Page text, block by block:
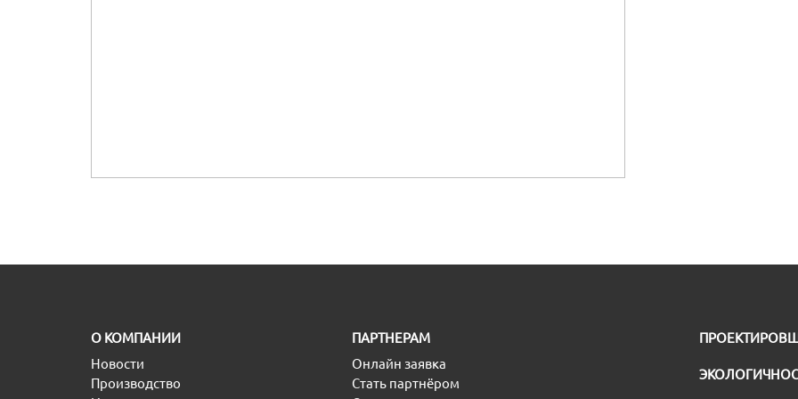
O КОМПАНИИ
Новости
Производство
ПАРТНЕРАМ
Онлайн заявка
Стать партнёром